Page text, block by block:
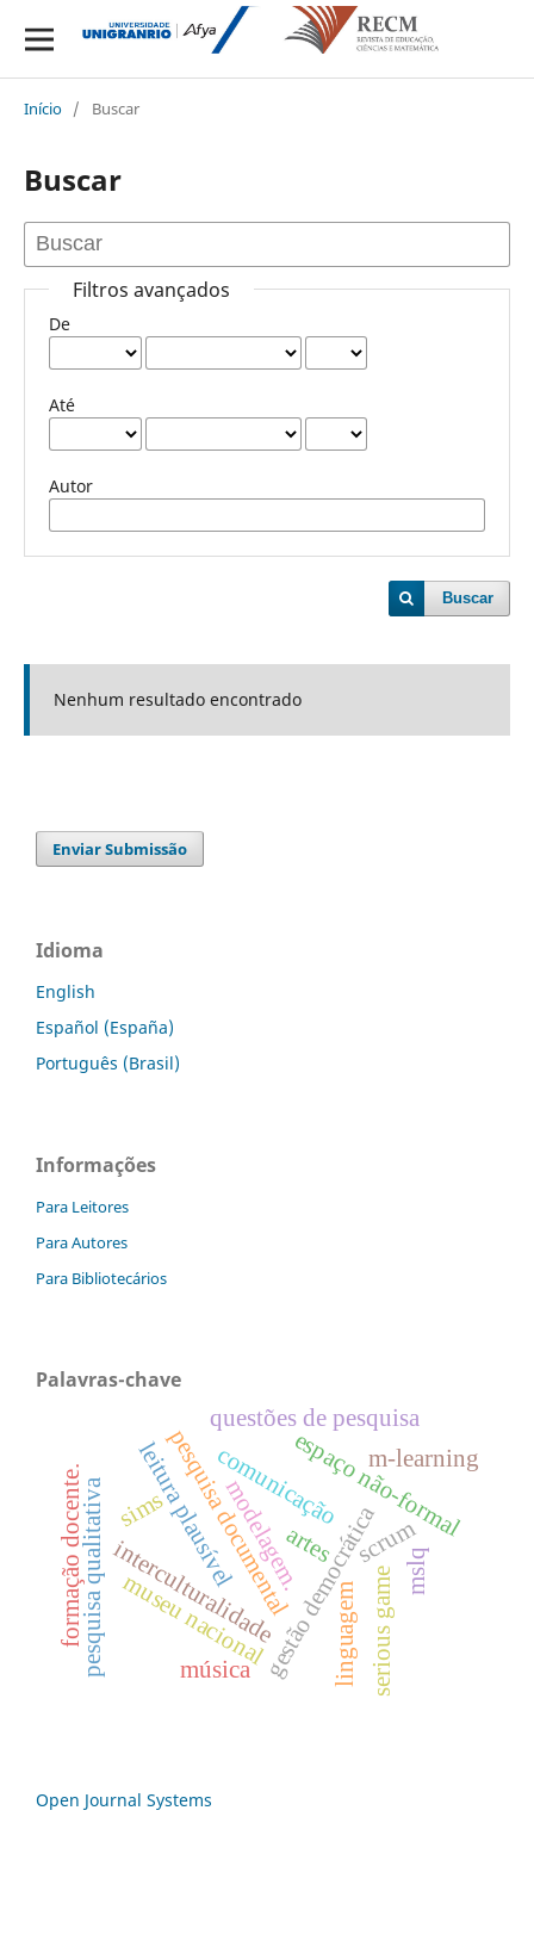
Início / Buscar
Buscar
Filtros avançados
De
Até
Autor
Buscar
Nenhum resultado encontrado
Enviar Submissão
Idioma
English
Español (España)
Português (Brasil)
Informações
Para Leitores
Para Autores
Para Bibliotecários
Palavras-chave
gestão democrática
interculturalidade
museu nacional
pesquisa documentalespaço não-formal
modelagem.
questões de pesquisa
linguagem
leitura plausível
pesquisa qualitativa música
formação docente. artes
comunicação
scrum
serious game
m-learning
sims
mslq
Open Journal Systems